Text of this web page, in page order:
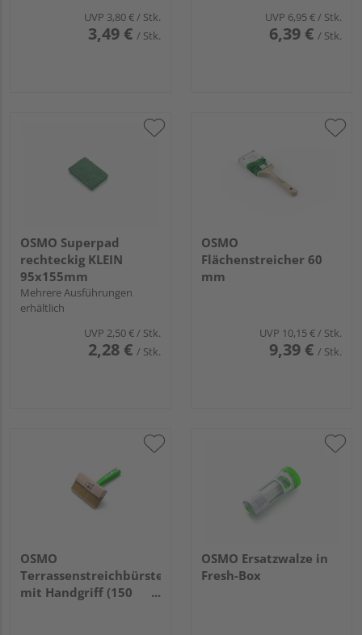
UVP 3,80 €/ Stk.
3,49 € / Stk.
UVP 6,95 €/ Stk.
6,39 € / Stk.
OSMO Superpad
rechteckig KLEIN
95x155mm
Mehrere Ausführungen
erhältlich
UVP 2,50 €/ Stk.
2,28 € / Stk.
OSMO
Flächenstreicher 60
mm
UVP 10,15 €/ Stk.
9,39 € / Stk.
OSMO
Terrassenstreichbürste
mit Handgriff (150
OSMO Ersatzwalze in
Fresh-Box